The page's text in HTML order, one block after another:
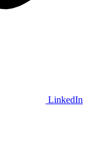
LinkedIn